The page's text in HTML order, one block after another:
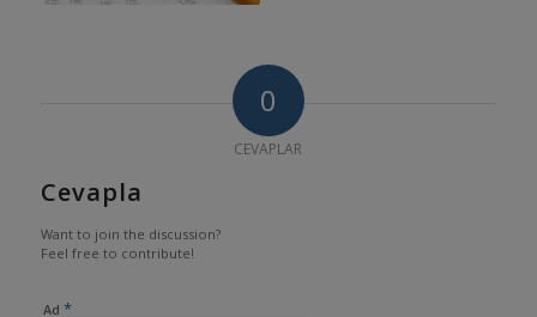
0
CEVAPLAR
Cevapla
Want to join the discussion?
Feel free to contribute!
Ad *